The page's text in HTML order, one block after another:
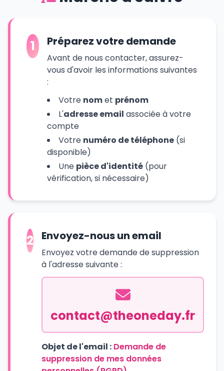
1 Préparez votre demande
Avant de nous contacter, assurez-
vous d'avoir les informations suivantes
:
Votre nomet prénom
L'adresse email associée à votre
compte
Votre numéro de téléphone (si
disponible)
Une pièce d'identité (pour
vérification, si nécessaire)
2 Envoyez-nous un email
Envoyez votre demande de suppression
à l'adresse suivante :
contact@theoneday.fr
Objet de l'email : Demande de
suppression de mes données